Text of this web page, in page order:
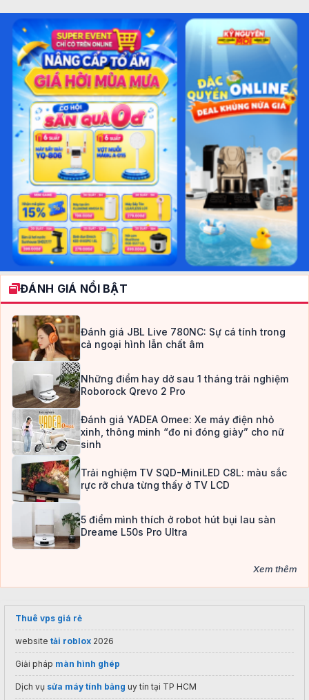
ĐÁNH GIÁ NỔI BẬT
Đánh giá JBL Live 780NC: Sự cá tính trong
cả ngoại hình lẫn chất âm
Những điểm hay dở sau 1 tháng trải nghiệm
Roborock Qrevo 2 Pro
Đánh giá YADEA Omee: Xe máy điện nhỏ
xinh, thông minh “đo ni đóng giày” cho nữ
sinh
Trải nghiệm TV SQD-MiniLED C8L: màu sắc
rực rỡ chưa từng thấy ở TV LCD
5 điểm mình thích ở robot hút bụi lau sàn
Dreame L50s Pro Ultra
Xem thêm
Thuê vps giá rẻ
website tải roblox 2026
Giải pháp màn hình ghép
Dịch vụ sửa máy tính bảng uy tín tại TP HCM